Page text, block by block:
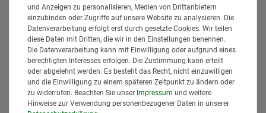
zuzüglich Versandkosten . Der Versand erfolgt bei vielen
Artikeln bei Bestellungen bis 14 Uhr und Sofortbezahlung
(z.B. PayPal) bereits am gleichen Werktag. Die angegebenen
Lieferzeiten gelten für Lieferungen innerhalb Deutschlands.
Die angezeigten Versandkosten beziehen sich auf den
Versand innerhalb Deutschlands, soweit kein anders
Lieferland ausgewählt wurde. Versandkosten und
Lieferzeiten für andere Länder entnehmen Sie bitte
denVersandinformationen.
und Anzeigen zu personalisieren, Medien von Drittanbietern
einzubinden oder Zugriffe auf unsere Website zu analysieren. Die
Datenverarbeitung erfolgt erst durch gesetzte Cookies. Wir teilen
diese Daten mit Dritten, die wir in den Einstellungen benennen.
Die Datenverarbeitung kann mit Einwilligung oder aufgrund eines
berechtigten Interesses erfolgen. Die Zustimmung kann erteilt
oder abgelehnt werden. Es besteht das Recht, nicht einzuwilligen
und die Einwilligung zu einem späteren Zeitpunkt zu ändern oder
zu widerrufen. Beachten Sie unser Impressum und weitere
Hinweise zur Verwendung personenbezogener Daten in unserer